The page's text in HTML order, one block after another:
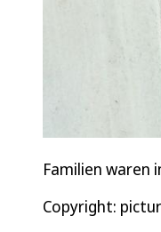
Familien waren
Copyright: